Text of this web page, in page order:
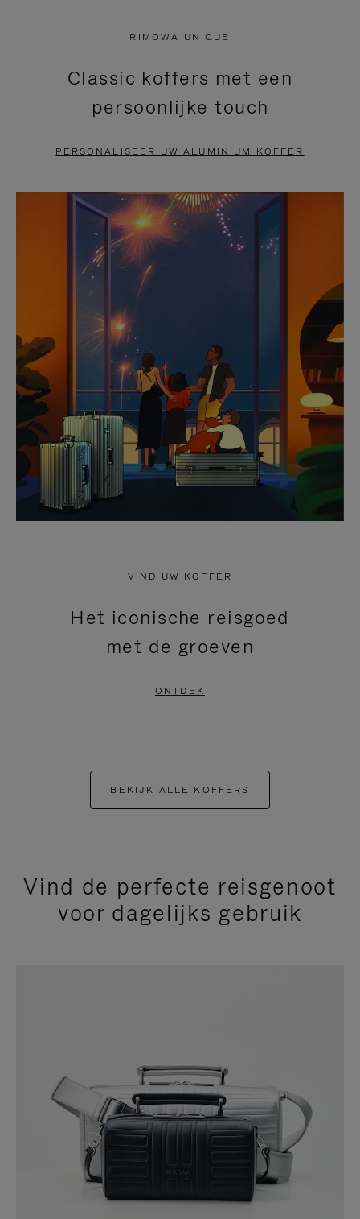
DRUK
OM
PAUZEREN
VIDEO
IS
UITGESCHAKELD.
HIER
OM
HET
DEMPEN
OP
TE
HEFFEN
RIMOWA UNIQUE
Classic koffers met een
persoonlijke touch
PERSONALISEER UW ALUMINIUM KOFFER
VIND UW KOFFER
Het iconische reisgoed
met de groeven
ONTDEK
BEKIJK ALLE KOFFERS
Vind de perfecte reisgenoot
voor dagelijks gebruik